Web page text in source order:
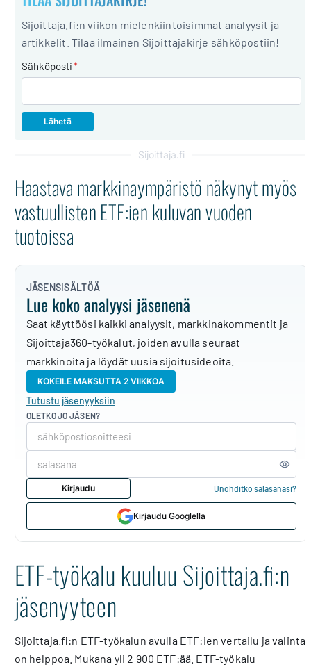
Sijoittaja.fi:n viikon mielenkiintoisimmat analyysit ja
artikkelit. Tilaa ilmainen Sijoittajakirje sähköpostiin!
Sähköposti*
Sijoittaja.fi
Haastava markkinaympäristö näkynyt myös
vastuullisten ETF:ien kuluvan vuoden
tuotoissa
JÄSENSISÄLTÖÄ
Lue koko analyysi jäsenenä
Saat käyttöösi kaikki analyysit, markkinakommentit ja
Sijoittaja360-työkalut, joiden avulla seuraat
markkinoita ja löydät uusia sijoitusideoita.
KOKEILE MAKSUTTA 2 VIIKKOA
Tutustu jäsenyyksiin
OLETKO JO JÄSEN?
Kirjaudu Unohditko salasanasi?
Kirjaudu Googlella
ETF-työkalu kuuluu Sijoittaja.fi:n
jäsenyyteen
Sijoittaja.fi:n ETF-työkalun avulla ETF:ien vertailu ja valinta
on helppoa. Mukana yli 2 900 ETF:ää. ETF-työkalu